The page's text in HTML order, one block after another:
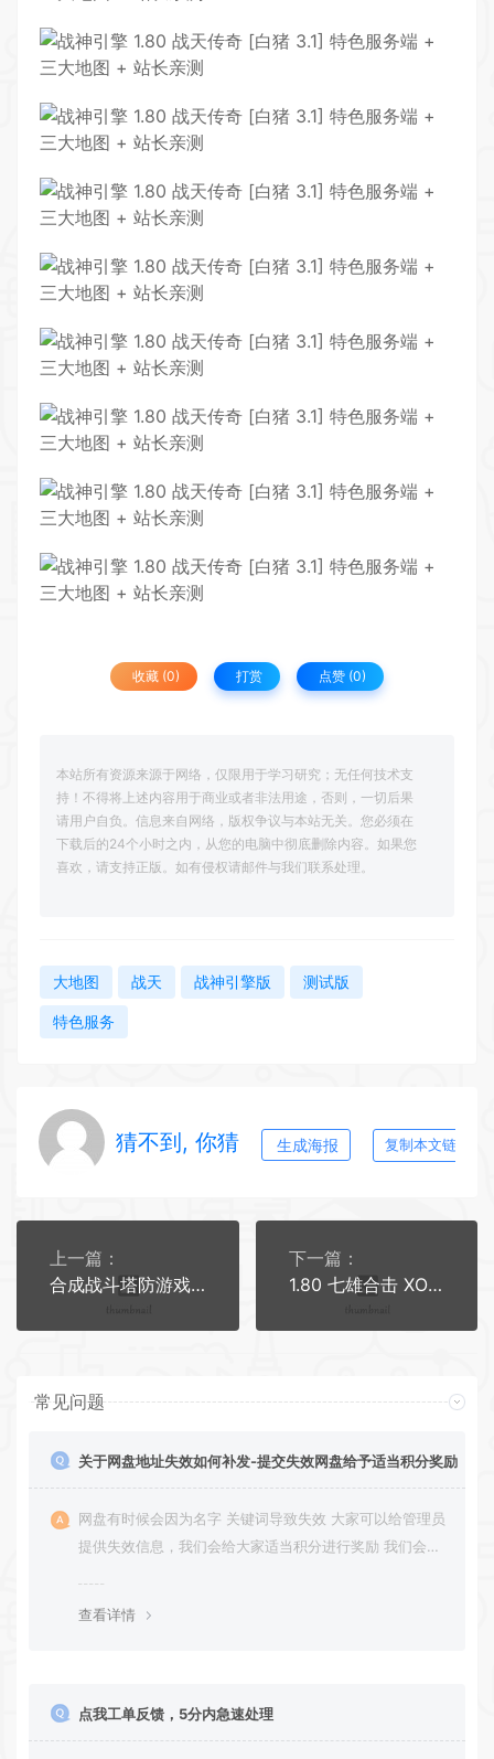
收藏 (0) 打赏 点赞 (0)
本站所有资源来源于网络，仅限用于学习研究；无任何技术支
持！不得将上述内容用于商业或者非法用途，否则，一切后果
请用户自负。信息来自网络，版权争议与本站无关。您必须在
下载后的24个小时之内，从您的电脑中彻底删除内容。如果您
喜欢，请支持正版。如有侵权请邮件与我们联系处理。
大地图 战天 战神引擎版 测试版
特色服务
猜不到, 你猜 生成海报 复制本文链接
上一篇：
合成战斗塔防游戏源码 Cocos Creator 2.4.13 TS 版 完整游戏项目
下一篇：
1.80 七雄合击 XO 三端引擎传奇手游 复古服务端 站长亲测
常见问题
关于网盘地址失效如何补发-提交失效网盘给予适当积分奖励
网盘有时候会因为名字 关键词导致失效 大家可以给管理员
提供失效信息，我们会给大家适当积分进行奖励 我们会第
查看详情
点我工单反馈，5分内急速处理